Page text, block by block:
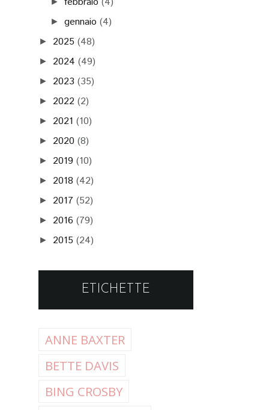
►gennaio (4)
► 2025 (48)
► 2024 (49)
► 2023 (35)
► 2022 (2)
► 2021 (10)
► 2020 (8)
► 2019 (10)
► 2018 (42)
► 2017 (52)
► 2016 (79)
► 2015 (24)
ETICHETTE
ANNE BAXTER
BETTE DAVIS
BING CROSBY